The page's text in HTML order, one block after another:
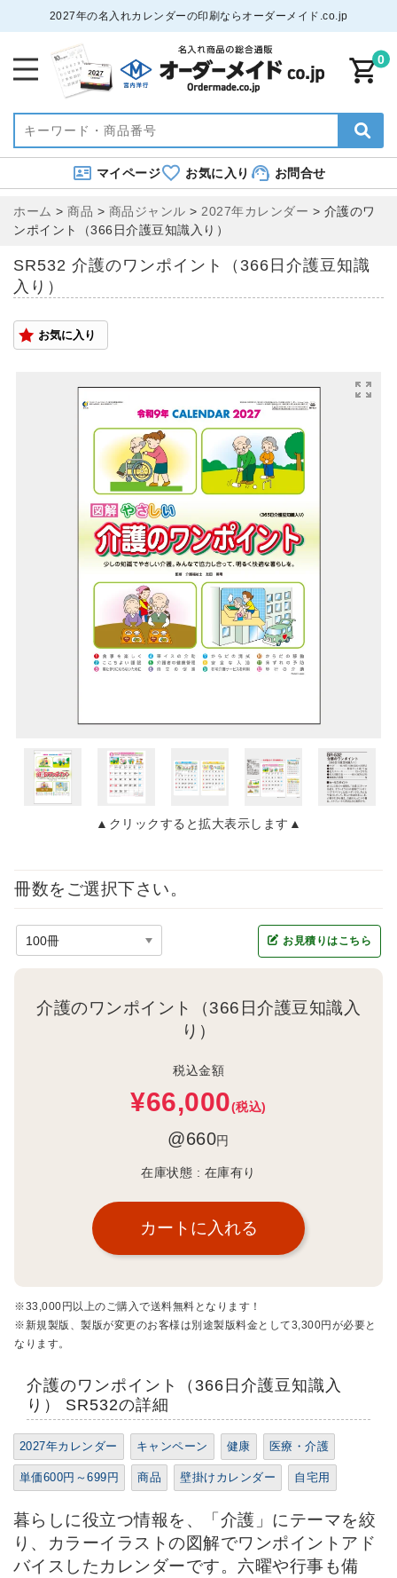
2027年の名入れカレンダーの印刷ならオーダーメイド.co.jp
0
マイページ お気に入り お問合せ
ホーム > 商品 > 商品ジャンル > 2027年カレンダー > 介護のワ
ンポイント（366日介護豆知識入り）
SR532 介護のワンポイント（366日介護豆知識
入り）
お気に入り
▲クリックすると拡大表示します▲
冊数をご選択下さい。
お見積りはこちら
介護のワンポイント（366日介護豆知識入
り）
税込金額
¥66,000(税込)
@660円
在庫状態 : 在庫有り
※33,000円以上のご購入で送料無料となります！
※新規製版、製版が変更のお客様は別途製版料金として3,300円が必要と
なります。
介護のワンポイント（366日介護豆知識入
り） SR532の詳細
2027年カレンダー キャンペーン 健康 医療・介護
単価600円～699円 商品 壁掛けカレンダー 自宅用
暮らしに役立つ情報を、「介護」にテーマを絞
り、カラーイラストの図解でワンポイントアド
バイスしたカレンダーです。六曜や行事も備